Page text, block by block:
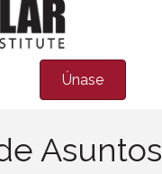
Únase
Asuntos